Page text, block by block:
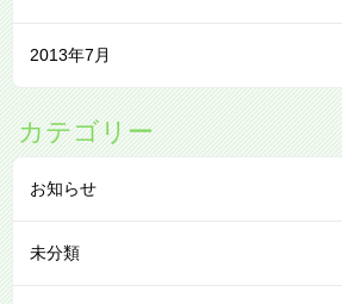
2013年7月
カテゴリー
お知らせ
未分類